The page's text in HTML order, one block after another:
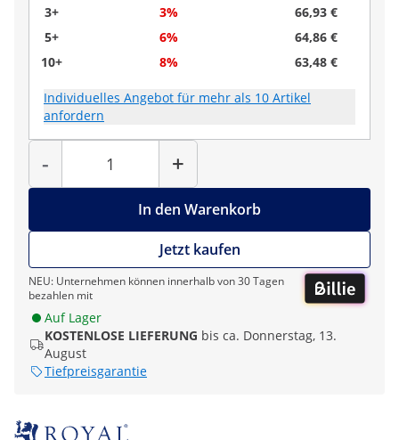
3+
3%
66,93 €
5+
6%
64,86 €
10+
8% 63,48 €
Individuelles Angebot für mehr als 10 Artikel
anfordern
-
Menge
+
In den Warenkorb
Jetzt kaufen
NEU: Unternehmen können innerhalb von 30 Tagen
bezahlen mit
Auf Lager
KOSTENLOSE LIEFERUNG bis ca. Donnerstag, 13.
August
Tiefpreisgarantie